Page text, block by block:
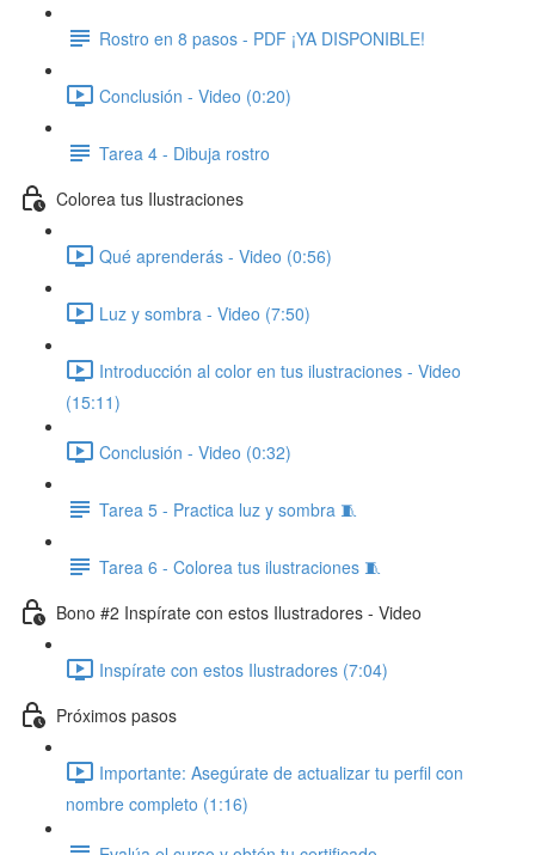
Rostro en 8 pasos - PDF ¡YA DISPONIBLE!
Conclusión - Video (0:20)
Tarea 4 - Dibuja rostro
Colorea tus Ilustraciones
Qué aprenderás - Video (0:56)
Luz y sombra - Video (7:50)
Introducción al color en tus ilustraciones - Video
(15:11)
Conclusión - Video (0:32)
Tarea 5 - Practica luz y sombra 🧵
Tarea 6 - Colorea tus ilustraciones 🧵
Bono #2 Inspírate con estos Ilustradores - Video ​
Inspírate con estos Ilustradores (7:04)
Próximos pasos
Importante: Asegúrate de actualizar tu perfil con
nombre completo (1:16)